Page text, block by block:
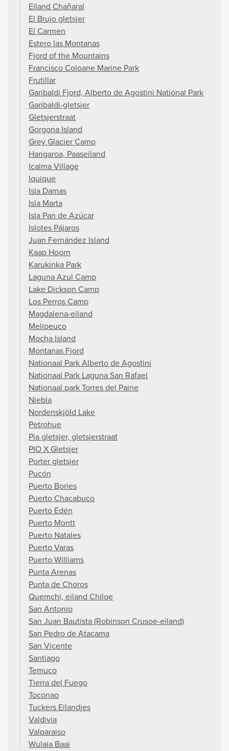
Eiland Chañaral
El Brujo gletsjer
El Carmen
Estero las Montanas
Fjord of the Mountains
Francisco Coloane Marine Park
Frutillar
Garibaldi Fjord, Alberto de Agostini National Park
Garibaldi-gletsjer
Gletsjerstraat
Gorgona Island
Grey Glacier Camp
Hangaroa, Paaseiland
Icalma Village
Iquique
Isla Damas
Isla Marta
Isla Pan de Azúcar
Islotes Pájaros
Juan Fernández Island
Kaap Hoorn
Karukinka Park
Laguna Azul Camp
Lake Dickson Camp
Los Perros Camp
Magdalena-eiland
Melipeuco
Mocha Island
Montanas Fjord
Nationaal Park Alberto de Agostini
Nationaal Park Laguna San Rafael
Nationaal park Torres del Paine
Niebla
Nordenskjöld Lake
Petrohue
Pia gletsjer, gletsjerstraat
PIO X Gletsjer
Porter gletsjer
Pucón
Puerto Bories
Puerto Chacabuco
Puerto Edén
Puerto Montt
Puerto Natales
Puerto Varas
Puerto Williams
Punta Arenas
Punta de Choros
Quemchi, eiland Chiloe
San Antonio
San Juan Bautista (Robinson Crusoe-eiland)
San Pedro de Atacama
San Vicente
Santiago
Temuco
Tierra del Fuego
Toconao
Tuckers Eilandjes
Valdivia
Valparaiso
Wulaia Baai